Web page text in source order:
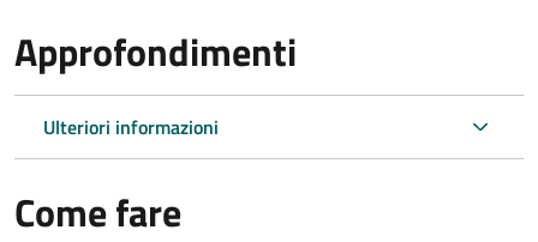
Approfondimenti
Ulteriori informazioni
Come fare